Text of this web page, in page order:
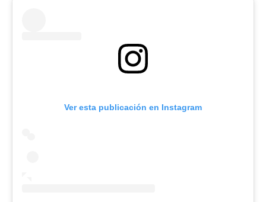
Ver esta publicación en Instagram